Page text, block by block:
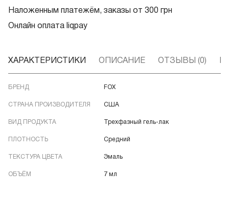
Наложенным платежём, заказы от 300 грн
Онлайн оплата liqpay
ХАРАКТЕРИСТИКИ ОПИСАНИЕ ОТЗЫВЫ (0)
БРЕНД FOX
СТРАНА ПРОИЗВОДИТЕЛЯ США
ВИД ПРОДУКТА Трехфазный гель-лак
ПЛОТНОСТЬ Средний
ТЕКСТУРА ЦВЕТА Эмаль
ОБЪЁМ 7 мл